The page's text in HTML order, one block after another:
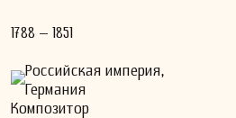
1788 – 1851
Российская империя,
Германия
Композитор